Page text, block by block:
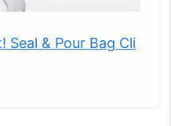
Seal & Pour Bag Cli